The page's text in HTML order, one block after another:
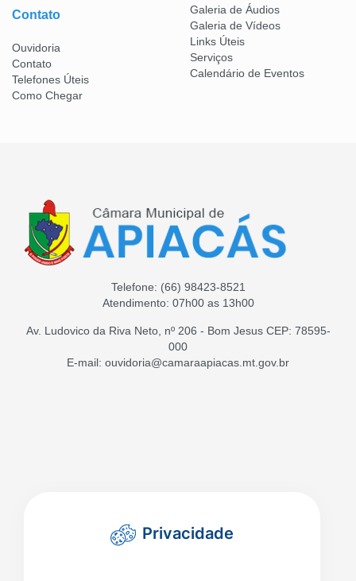
Contato
Ouvidoria
Contato
Telefones Úteis
Como Chegar
Galeria de Áudios
Galeria de Vídeos
Links Úteis
Serviços
Calendário de Eventos
Telefone: (66) 98423-8521
Atendimento: 07h00 as 13h00
Av. Ludovico da Riva Neto, nº 206 - Bom Jesus CEP: 78595-
000
E-mail: ouvidoria@camaraapiacas.mt.gov.br
Privacidade